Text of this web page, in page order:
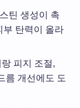
틴 생성이 촉
부 탄력이 올라
피지 조절,
름 개선에도 도